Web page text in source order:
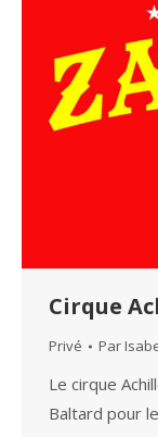
Cirque
Privé Par
Le cirque
Baltard pour